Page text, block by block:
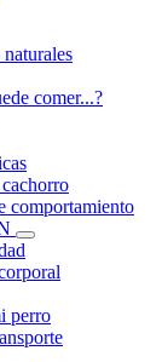
comer...?
comportamiento
perro